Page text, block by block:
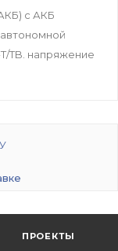
c АКБ
TB. напряжение
ПРОЕКТЫ